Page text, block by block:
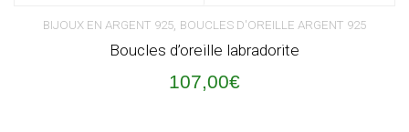
BIJOUX EN ARGENT 925 BOUCLES D'OREILLE ARGENT 925
Boucles d’oreille labradorite
107,00€